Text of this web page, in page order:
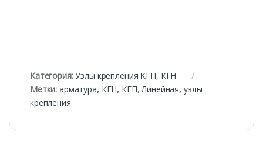
Категория:Узлы крепления КГП, КГН
Метки:арматура, КГН, КГП,Линейная, узлы
крепления